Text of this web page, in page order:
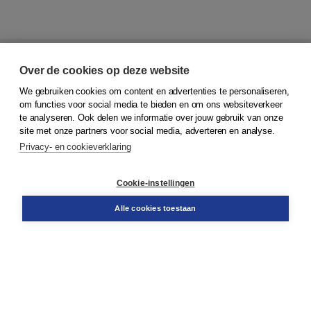
© 2026Koninklijke Boom uitgevers
Klantenservice
Snel bestellen
Over de cookies op deze website
We gebruiken cookies om content en advertenties te personaliseren,
om functies voor social media te bieden en om ons websiteverkeer
te analyseren. Ook delen we informatie over jouw gebruik van onze
site met onze partners voor social media, adverteren en analyse.
Privacy- en cookieverklaring
Cookie-instellingen
Alle cookies toestaan